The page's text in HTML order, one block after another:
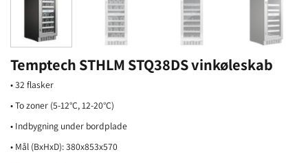
Temptech STHLM STQ38DS vinkøleskab
• 32 flasker
• To zoner (5-12°C, 12-20°C)
• Indbygning under bordplade
• Mål (BxHxD): 380x853x570